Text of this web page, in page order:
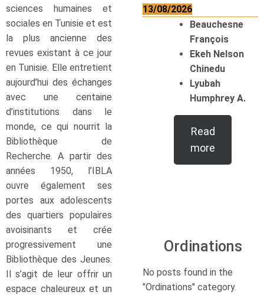
sciences humaines et
sociales en Tunisie et est
la plus ancienne des
revues existant à ce jour
en Tunisie. Elle entretient
aujourd’hui des échanges
avec une centaine
d’institutions dans le
monde, ce qui nourrit la
Bibliothèque de
Recherche. A partir des
années 1950, l’IBLA
ouvre également ses
portes aux adolescents
des quartiers populaires
avoisinants et crée
progressivement une
Bibliothèque des Jeunes.
Il s’agit de leur offrir un
espace chaleureux et un
13/08/2026
Beauchesne
François
Ekeh Nelson
Chinedu
Lyubah
Humphrey A.
Read
more
Ordinations
No posts found in the
"Ordinations" category.